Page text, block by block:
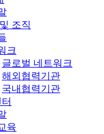
조직
크
글로벌 네트워크
해외협력기관
국내협력기관
육